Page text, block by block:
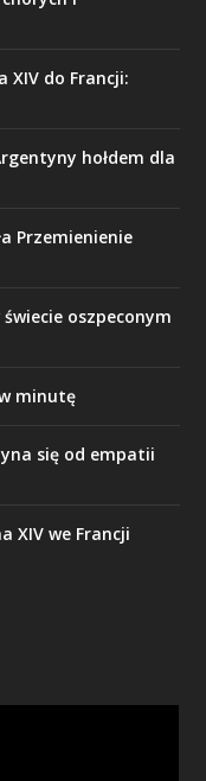
XIV do Francji:
hołdem dla
Przemienienie
oszpeconym
minutę
się od empatii
XIV we Francji